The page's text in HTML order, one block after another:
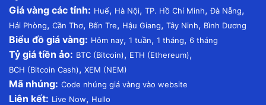
Giá vàng các tỉnh: Huế, Hà Nội, TP. Hồ Chí Minh,Đà Nẵng,
Hải Phòng, Cần Thơ, Bến Tre, Hậu Giang, Tây Ninh, Bình Dương
Biểu đồ giá vàng: Hôm nay, 1 tuần, 1 tháng, 6 tháng
Tỷ giá tiền ảo: BTC (Bitcoin), ETH (Ethereum),
BCH (Bitcoin Cash), XEM (NEM)
Mã nhúng: Code nhúng giá vàng vào website
Liên kết: Live Now, Hullo